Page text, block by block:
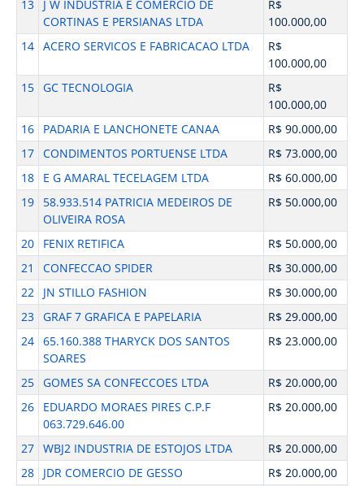
13
J W INDUSTRIA E COMERCIO DE
CORTINAS E PERSIANAS LTDA
R$
100.000,00
14 ACERO SERVICOS E FABRICACAO LTDA
R$
100.000,00
15
GC TECNOLOGIA
R$
100.000,00
16
PADARIA E LANCHONETE CANAA
R$ 90.000,00
17 CONDIMENTOS PORTUENSE LTDA
R$ 73.000,00
18
E G AMARAL TECELAGEM LTDA
R$ 60.000,00
19
58.933.514 PATRICIA MEDEIROS DE
OLIVEIRA ROSA
R$ 50.000,00
20 FENIX RETIFICA
R$ 50.000,00
21
CONFECCAO SPIDER
R$ 30.000,00
22
JN STILLO FASHION
R$ 30.000,00
23
GRAF 7 GRAFICA E PAPELARIA
R$ 29.000,00
24 65.160.388 THARYCK DOS SANTOS
SOARES
R$ 23.000,00
25 GOMES SA CONFECCOES LTDA
R$ 20.000,00
26
EDUARDO MORAES PIRES C.P.F
063.729.646.00
R$ 20.000,00
27 WBJ2 INDUSTRIA DE ESTOJOS LTDA
R$ 20.000,00
28
JDR COMERCIO DE GESSO
R$ 20.000,00